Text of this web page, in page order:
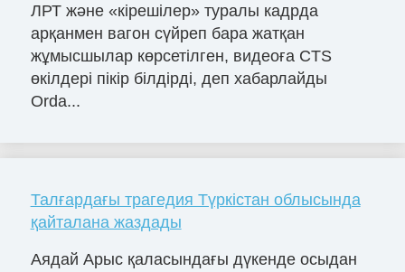
ЛРТ және «кірешілер» туралы кадрда
арқанмен вагон сүйреп бара жатқан
жұмысшылар көрсетілген, видеоға CTS
өкілдері пікір білдірді, деп хабарлайды
Orda...
Талғардағы трагедия Түркістан облысында
қайталана жаздады
Аядай Арыс қаласындағы дүкенде осыдан